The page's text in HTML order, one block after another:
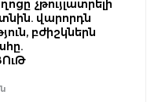
չթույլատրելի
վարորդն
բժիշկներն